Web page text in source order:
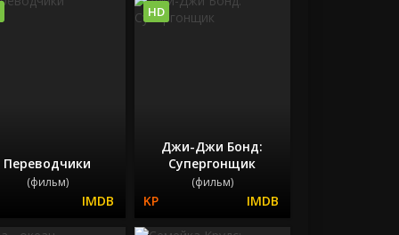
Переводчики
(фильм)
Джи-Джи Бонд:
Супергонщик
(фильм)
HD